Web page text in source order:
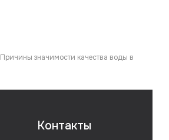
Причины значимости качества воды в
Контакты